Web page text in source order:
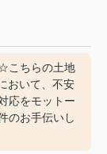
こちらの土地
おいて、不安
応をモットー
のお手伝いし